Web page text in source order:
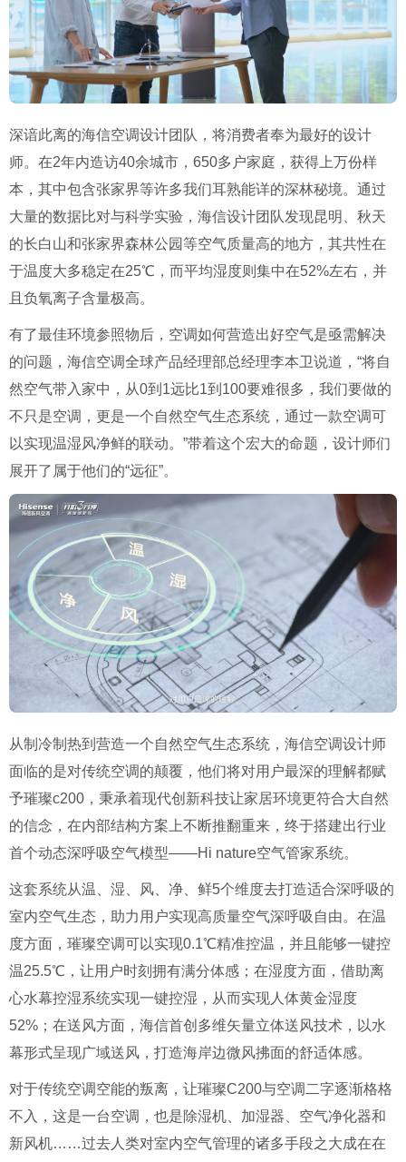
深谙此离的海信空调设计团队，将消费者奉为最好的设计
师。在2年内造访40余城市，650多户家庭，获得上万份样
本，其中包含张家界等许多我们耳熟能详的深林秘境。通过
大量的数据比对与科学实验，海信设计团队发现昆明、秋天
的长白山和张家界森林公园等空气质量高的地方，其共性在
于温度大多稳定在25℃，而平均湿度则集中在52%左右，并
且负氧离子含量极高。
有了最佳环境参照物后，空调如何营造出好空气是亟需解决
的问题，海信空调全球产品经理部总经理李本卫说道，“将自
然空气带入家中，从0到1远比1到100要难很多，我们要做的
不只是空调，更是一个自然空气生态系统，通过一款空调可
以实现温湿风净鲜的联动。”带着这个宏大的命题，设计师们
展开了属于他们的“远征”。
从制冷制热到营造一个自然空气生态系统，海信空调设计师
面临的是对传统空调的颠覆，他们将对用户最深的理解都赋
予璀璨c200，秉承着现代创新科技让家居环境更符合大自然
的信念，在内部结构方案上不断推翻重来，终于搭建出行业
首个动态深呼吸空气模型——Hi nature空气管家系统。
这套系统从温、湿、风、净、鲜5个维度去打造适合深呼吸的
室内空气生态，助力用户实现高质量空气深呼吸自由。在温
度方面，璀璨空调可以实现0.1℃精准控温，并且能够一键控
温25.5℃，让用户时刻拥有满分体感；在湿度方面，借助离
心水幕控湿系统实现一键控湿，从而实现人体黄金湿度
52%；在送风方面，海信首创多维矢量立体送风技术，以水
幕形式呈现广域送风，打造海岸边微风拂面的舒适体感。
对于传统空调空能的叛离，让璀璨C200与空调二字逐渐格格
不入，这是一台空调，也是除湿机、加湿器、空气净化器和
新风机……过去人类对室内空气管理的诸多手段之大成在在